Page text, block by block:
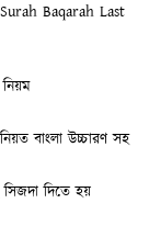
Baqarah Last
বাংলা উচ্চারণ সহ
দিতে হয়